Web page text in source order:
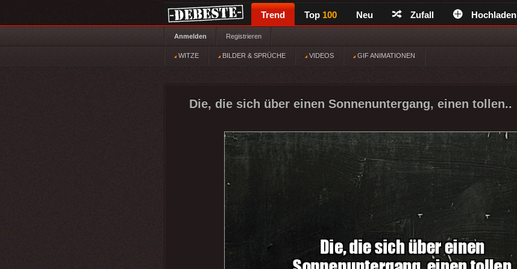
Trend Top 100 Neu Zufall Hochladen
Anmelden Registrieren
WITZE BILDER & SPRÜCHE VIDEOS GIF ANIMATIONEN
Die, die sich über einen Sonnenuntergang, einen tollen..